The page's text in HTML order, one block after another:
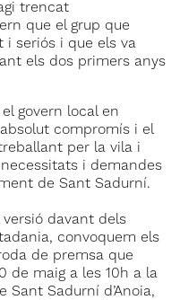
trencat
que el grup que
i seriós i que els va
els dos primers anys
govern local en
compromís i el
per la vila i
i demandes
de Sant Sadurní.
davant dels
convoquem els
de premsa que
de maig a les 10h a la
Sant Sadurní d’Anoia,